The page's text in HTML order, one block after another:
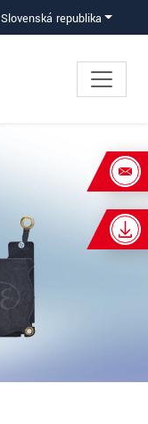
Slovenská republika